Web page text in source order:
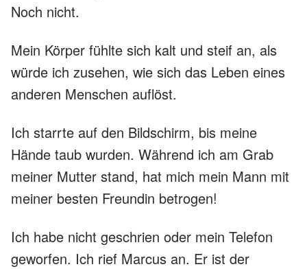
Noch nicht.
Mein Körper fühlte sich kalt und steif an, als
würde ich zusehen, wie sich das Leben eines
anderen Menschen auflöst.
Ich starrte auf den Bildschirm, bis meine
Hände taub wurden. Während ich am Grab
meiner Mutter stand, hat mich mein Mann mit
meiner besten Freundin betrogen!
Ich habe nicht geschrien oder mein Telefon
geworfen. Ich rief Marcus an. Er ist der